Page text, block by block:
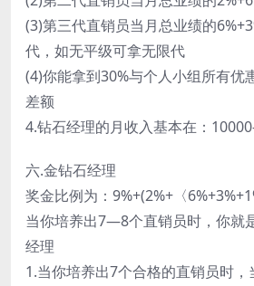
(3)第三代直销员当月总业绩的
代，如无平级可拿无限代
(4)你能拿到30%与个人小组所有优
差额
4.钻石经理的月收入基本在：
六.金钻石经理
奖金比例为：9%+(2%+〈
当你培养出7—8个直销员时，你就
经理
1.当你培养出7个合格的直销员时